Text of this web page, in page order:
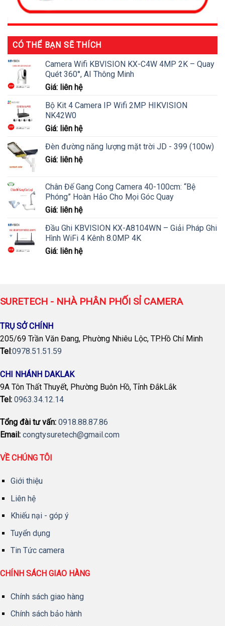
CÓ THỂ BẠN SẼ THÍCH
Camera Wifi KBVISION KX-C4W 4MP 2K – Quay
Quét 360°, AI Thông Minh
Giá: liên hệ
Bộ Kit 4 Camera IP Wifi 2MP HIKVISION
NK42W0
Giá: liên hệ
Đèn đường năng lượng mặt trời JD - 399 (100w)
Giá: liên hệ
Chân Đế Gang Cong Camera 40-100cm: “Bệ
Phóng” Hoàn Hảo Cho Mọi Góc Quay
Giá: liên hệ
Đầu Ghi KBVISION KX-A8104WN – Giải Pháp Ghi
Hình WiFi 4 Kênh 8.0MP 4K
Giá: liên hệ
SURETECH - NHÀ PHÂN PHỐI SỈ CAMERA
TRỤ SỞ CHÍNH
205/69 Trần Văn Đang, Phường Nhiêu Lộc, TP.Hồ Chí Minh
Tel:0978.51.51.59
CHI NHÁNH DAKLAK
9A Tôn Thất Thuyết, Phường Buôn Hồ, Tỉnh ĐắkLắk
Tel: 0963.34.12.14
Tổng đài tư vấn: 0918.88.87.86
Email: congtysuretech@gmail.com
VỀ CHÚNG TÔI
Giới thiệu
Liên hệ
Khiếu nại - góp ý
Tuyển dụng
Tin Tức camera
CHÍNH SÁCH GIAO HÀNG
Chính sách giao hàng
Chính sách bảo hành